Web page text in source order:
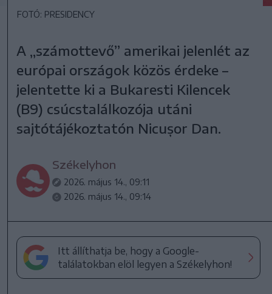
FOTÓ: PRESIDENCY
A „számottevő” amerikai jelenlét az
európai országok közös érdeke –
jelentette ki a Bukaresti Kilencek
(B9) csúcstalálkozója utáni
sajtótájékoztatón Nicușor Dan.
Székelyhon
2026. május 14., 09:11
2026. május 14., 09:14
Itt állíthatja be, hogy a Google-
találatokban elöl legyen a Székelyhon!